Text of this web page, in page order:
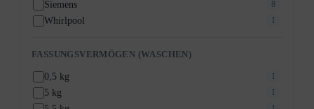
Siemens 8
Whirlpool
FASSUNGSVERMÖGEN (WASCHEN)
0,5 kg
5 kg